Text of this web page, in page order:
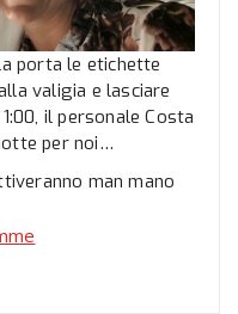
porta le etichette
valigia e lasciare
il personale Costa
per noi…
man mano